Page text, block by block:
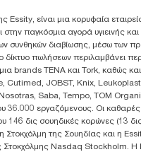
Road Athens-Lamia
Athens-Greece
(για Ελλάδα &
Essity, είναι μια κορυφαία
στην παγκόσμια αγορά υγιεινής
συνθηκών διαβίωσης, μέσω των
δίκτυο πωλήσεων περιλαμβάνει
brands TENA και Tork, καθώς
Cutimed, JOBST, Knix,
Saba, Tempo, TOM
36.000 εργαζόμενους. Οι
146 δις σουηδικές κορώνες (13
Στοκχόλμη της Σουηδίας και η
Στοκχόλμης Nasdaq Stockholm. Η